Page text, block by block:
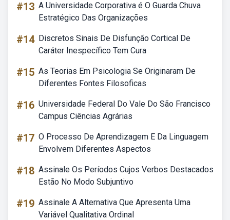
#13 A Universidade Corporativa é O Guarda Chuva
Estratégico Das Organizações
#14 Discretos Sinais De Disfunção Cortical De
Caráter Inespecífico Tem Cura
#15 As Teorias Em Psicologia Se Originaram De
Diferentes Fontes Filosoficas
#16 Universidade Federal Do Vale Do São Francisco
Campus Ciências Agrárias
#17 O Processo De Aprendizagem E Da Linguagem
Envolvem Diferentes Aspectos
#18 Assinale Os Períodos Cujos Verbos Destacados
Estão No Modo Subjuntivo
#19 Assinale A Alternativa Que Apresenta Uma
Variável Qualitativa Ordinal